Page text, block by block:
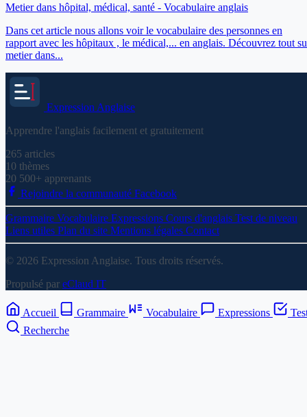
Metier dans hôpital, médical, santé - Vocabulaire anglais
Dans cet article nous allons voir le vocabulaire des personnes en
rapport avec les hôpitaux , le médical,... en anglais. Découvrez tout
metier dans...
Expression Anglaise
Apprendre l'anglais facilement et gratuitement
265 articles
10 thèmes
20 500+ apprenants
Rejoindre la communauté Facebook
Grammaire Vocabulaire Expressions Cours d'anglais Test de niveau
Liens utiles Plan du site Mentions légales Contact
© 2026 Expression Anglaise. Tous droits réservés.
Propulsé par eClaud IT
Accueil Grammaire Vocabulaire Expressions
Recherche